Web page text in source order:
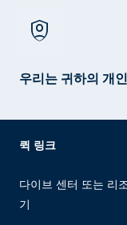
shield_person
우리는 귀하의 개
퀵 링크
다이브 센터 또는 리
기